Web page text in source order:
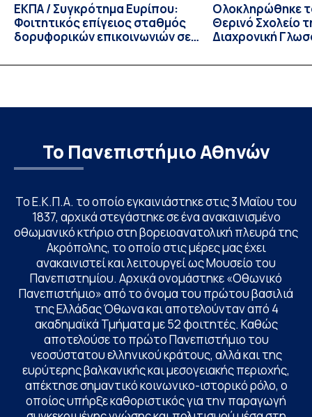
ΕΚΠΑ / Συγκρότημα Ευρίπου:
Φοιτητικός επίγειος σταθμός
δορυφορικών επικοινωνιών σε
Ολοκληρώθηκε
Θερινό Σχολείο
Διαχρονική
Linguistics in
Το Πανεπιστήμιο Αθηνών
Το Ε.Κ.Π.Α. το οποίο εγκαινιάστηκε στις 3 Μαΐου του
1837, αρχικά στεγάστηκε σε ένα ανακαινισμένο
οθωμανικό κτήριο στη βορειοανατολική πλευρά της
Ακρόπολης, το οποίο στις μέρες μας έχει
ανακαινιστεί και λειτουργεί ως Μουσείο του
Πανεπιστημίου. Αρχικά ονομάστηκε «Οθωνικό
Πανεπιστήμιο» από το όνομα του πρώτου βασιλιά
της Ελλάδας Όθωνα και αποτελούνταν από 4
ακαδημαϊκά Τμήματα με 52 φοιτητές. Καθώς
αποτελούσε το πρώτο Πανεπιστήμιο του
νεοσύστατου ελληνικού κράτους, αλλά και της
ευρύτερης βαλκανικής και μεσογειακής περιοχής,
απέκτησε σημαντικό κοινωνικο-ιστορικό ρόλο, ο
οποίος υπήρξε καθοριστικός για την παραγωγή